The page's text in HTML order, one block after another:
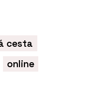
cesta
online